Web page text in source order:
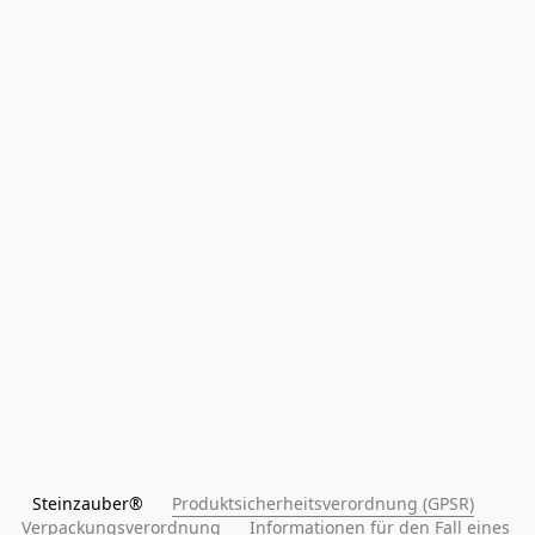
Steinzauber® Produktsicherheitsverordnung (GPSR)
Verpackungsverordnung
Informationen für den Fall eines